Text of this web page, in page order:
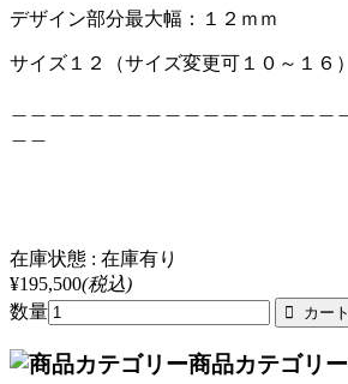
デザイン部分最大幅：１２ｍｍ
サイズ１２（サイズ変更可１０～１６）
在庫状態 : 在庫有り
¥195,500(税込)
数量
商品カテゴリー